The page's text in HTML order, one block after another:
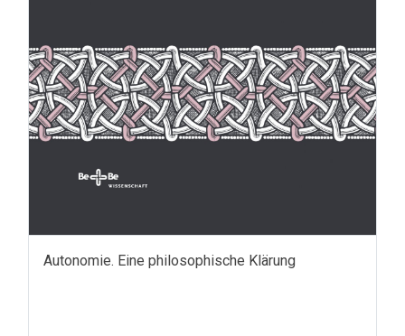
Autonomie. Eine philosophische Klärung